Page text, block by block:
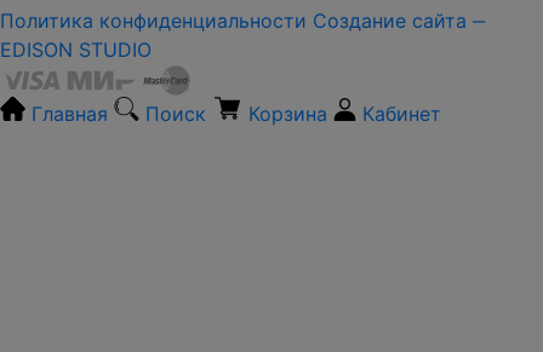
Политика конфиденциальности Создание сайта ‒
EDISON STUDIO
Главная Поиск Корзина Кабинет